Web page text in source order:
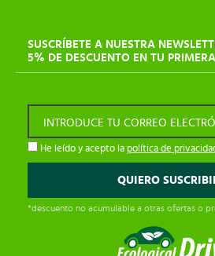
SUSCRÍBETE A NUESTRA
5% DE DESCUENTO EN TU
INTRODUCE TU CORREO
He leído y acepto la política de
*descuento no acumulable a otras ofertas o